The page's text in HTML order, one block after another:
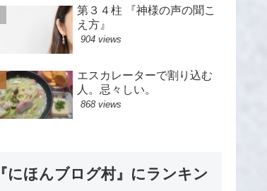
第３４柱 『神様の声の聞こ
え方』
904 views
エスカレーターで割り込む
人。忌々しい。
868 views
『にほんブログ村』にランキン